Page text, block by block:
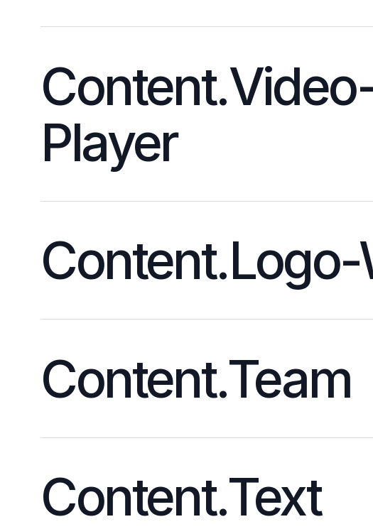
Player
Content.Logo-
Content.Team
Content.Text